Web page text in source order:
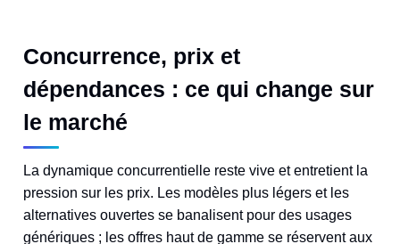
Concurrence, prix et
dépendances : ce qui change sur
le marché
La dynamique concurrentielle reste vive et entretient la
pression sur les prix. Les modèles plus légers et les
alternatives ouvertes se banalisent pour des usages
génériques ; les offres haut de gamme se réservent aux